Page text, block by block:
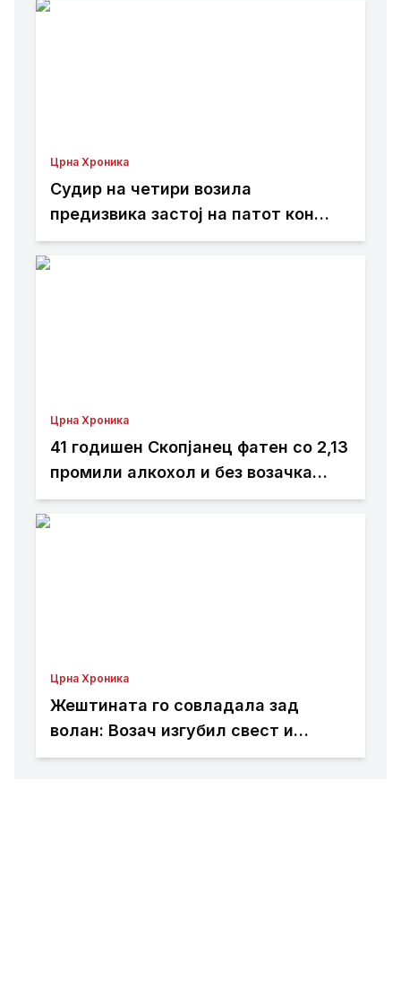
Црна Хроника
Судир на четири возила
предизвика застој на патот кон
Стража
Црна Хроника
41 годишен Скопјанец фатен со 2,13
промили алкохол и без возачка
дозвола – возилото му е одземено
Црна Хроника
Жештината го совладала зад
волан: Возач изгубил свест и
предизвикал сообраќајна незгода